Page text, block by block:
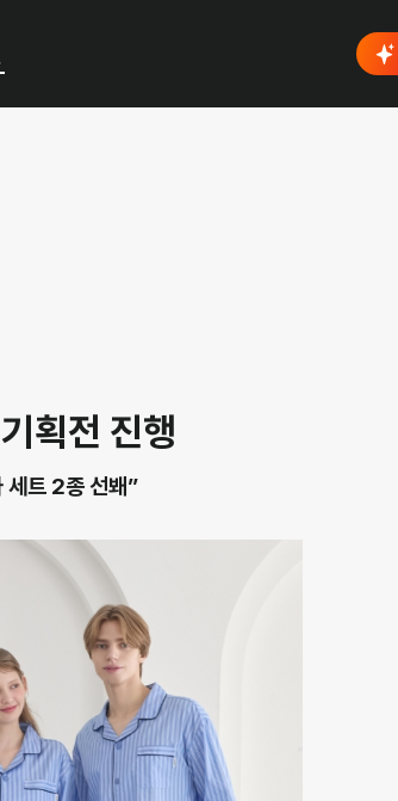
획전 진행
세트 2종 선봬”